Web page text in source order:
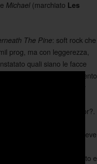
Michael(marchiato Les
The Pine: soft rock che
prog, ma con leggerezza,
quali siano le facce
repentina nel momento
Se la domanda vale per
un disco come What For?.
E ad ogni modo, si deve
tondi: acuto, un po’ divertito e